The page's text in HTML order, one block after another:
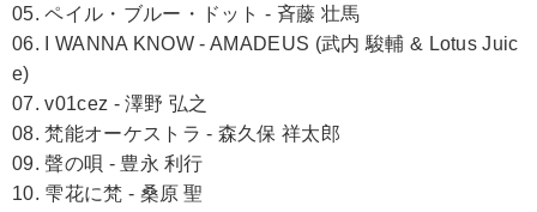
05. ペイル・ブルー・ドット - 斉藤 壮馬
06. I WANNA KNOW - AMADEUS (武内 駿輔 & Lotus Juic
e)
07. v01cez - 澤野 弘之
08. 梵能オーケストラ - 森久保 祥太郎
09. 聲の唄 - 豊永 利行
10. 雫花に梵 - 桑原 聖